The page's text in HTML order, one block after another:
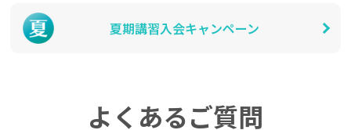
夏期講習入会キャンペーン
よくあるご質問